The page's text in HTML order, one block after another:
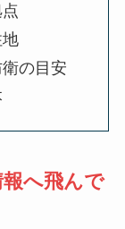
の目安
へ飛んで